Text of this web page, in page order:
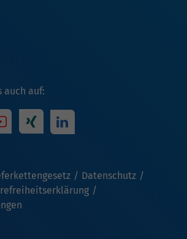
auch auf:
Datenschutz